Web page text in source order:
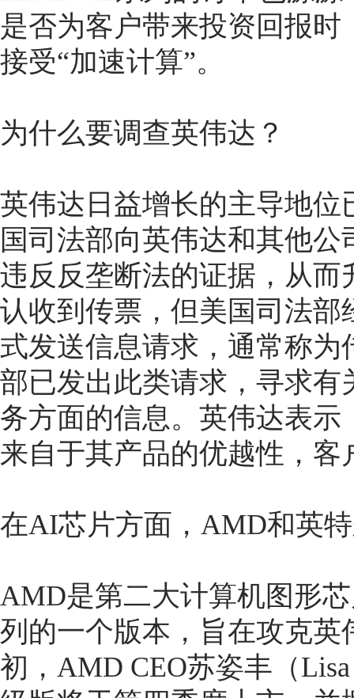
是否为客户带来投资回报
接受“加速计算”。
为什么要调查英伟达？
英伟达日益增长的主导地
国司法部向英伟达和其他
违反反垄断法的证据，从
认收到传票，但美国司法
式发送信息请求，通常称
部已发出此类请求，寻求
务方面的信息。英伟达表
来自于其产品的优越性，客
在AI芯片方面，AMD和英
AMD是第二大计算机图形
列的一个版本，旨在攻克
初，AMD CEO苏姿丰（